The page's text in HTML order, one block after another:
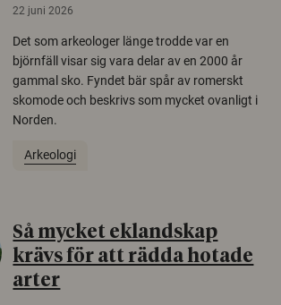
22 juni 2026
Det som arkeologer länge trodde var en
björnfäll visar sig vara delar av en 2000 år
gammal sko. Fyndet bär spår av romerskt
skomode och beskrivs som mycket ovanligt i
Norden.
Arkeologi
Så mycket eklandskap
krävs för att rädda hotade
arter